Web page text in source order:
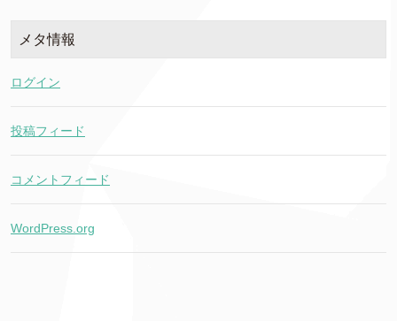
メタ情報
ログイン
投稿フィード
コメントフィード
WordPress.org